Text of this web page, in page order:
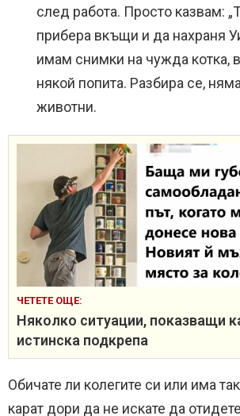
след работа. Просто казвам:
прибера вкъщи и да нахраня
имам снимки на чужда котка,
някой попита. Разбира се,
животни.
ЧЕТЕТЕ ОЩЕ:
Няколко ситуации, показващи
истинска подкрепа
Обичате ли колегите си или има
карат дори да не искате да